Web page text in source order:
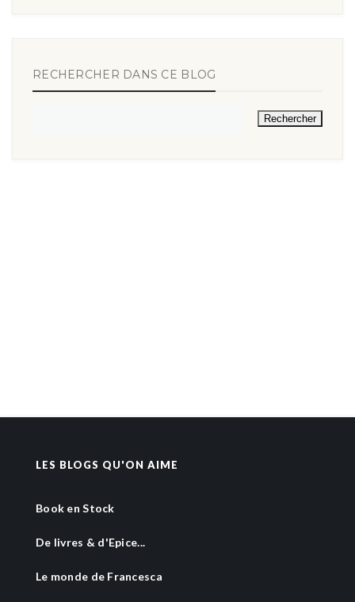
RECHERCHER DANS CE BLOG
LES BLOGS QU'ON AIME
Book en Stock
De livres & d'Epice...
Le monde de Francesca